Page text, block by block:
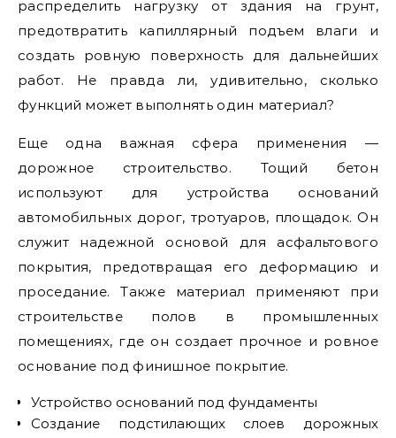
распределить нагрузку от здания на грунт,
предотвратить капиллярный подъем влаги и
создать ровную поверхность для дальнейших
работ. Не правда ли, удивительно, сколько
функций может выполнять один материал?
Еще одна важная сфера применения —
дорожное строительство. Тощий бетон
используют для устройства оснований
автомобильных дорог, тротуаров, площадок. Он
служит надежной основой для асфальтового
покрытия, предотвращая его деформацию и
проседание. Также материал применяют при
строительстве полов в промышленных
помещениях, где он создает прочное и ровное
основание под финишное покрытие.
Устройство оснований под фундаменты
Создание подстилающих слоев дорожных